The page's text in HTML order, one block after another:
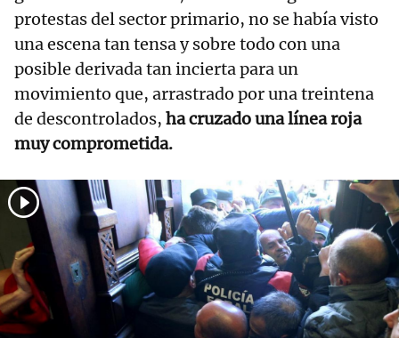
protestas del sector primario, no se había visto
una escena tan tensa y sobre todo con una
posible derivada tan incierta para un
movimiento que, arrastrado por una treintena
de descontrolados, ha cruzado una línea roja
muy comprometida.